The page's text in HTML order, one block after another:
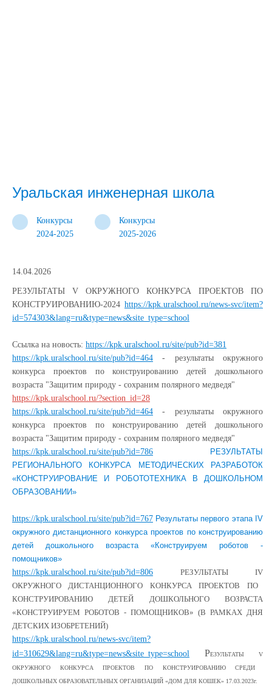
Уральская инженерная школа
Конкурсы
2024-2025
Конкурсы
2025-2026
14.04.2026
РЕЗУЛЬТАТЫ V ОКРУЖНОГО КОНКУРСА ПРОЕКТОВ ПО
КОНСТРУИРОВАНИЮ-2024 https://kpk.uralschool.ru/news-svc/item?
id=574303&lang=ru&type=news&site_type=school
Ссылка на новость: https://kpk.uralschool.ru/site/pub?id=381
https://kpk.uralschool.ru/site/pub?id=464 - результаты окружного
конкурса проектов по конструированию детей дошкольного
возраста "Защитим природу - сохраним полярного медведя"
https://kpk.uralschool.ru/?section_id=28
https://kpk.uralschool.ru/site/pub?id=464 - результаты окружного
конкурса проектов по конструированию детей дошкольного
возраста "Защитим природу - сохраним полярного медведя"
https://kpk.uralschool.ru/site/pub?id=786
РЕЗУЛЬТАТЫ
РЕГИОНАЛЬНОГО КОНКУРСА МЕТОДИЧЕСКИХ РАЗРАБОТОК
«КОНСТРУИРОВАНИЕ И РОБОТОТЕХНИКА В ДОШКОЛЬНОМ
ОБРАЗОВАНИИ»
https://kpk.uralschool.ru/site/pub?id=767 Результаты первого этапа IV
окружного дистанционного конкурса проектов по конструированию
детей дошкольного возраста «Конструируем роботов -
помощников»
https://kpk.uralschool.ru/site/pub?id=806
РЕЗУЛЬТАТЫ IV
ОКРУЖНОГО ДИСТАНЦИОННОГО КОНКУРСА ПРОЕКТОВ ПО
КОНСТРУИРОВАНИЮ ДЕТЕЙ ДОШКОЛЬНОГО ВОЗРАСТА
«КОНСТРУИРУЕМ РОБОТОВ - ПОМОЩНИКОВ» (В РАМКАХ ДНЯ
ДЕТСКИХ ИЗОБРЕТЕНИЙ)
https://kpk.uralschool.ru/news-svc/item?
id=310629&lang=ru&type=news&site_type=school
РЕЗУЛЬТАТЫ V
ОКРУЖНОГО КОНКУРСА ПРОЕКТОВ ПО КОНСТРУИРОВАНИЮ СРЕДИ
ДОШКОЛЬНЫХ ОБРАЗОВАТЕЛЬНЫХ ОРГАНИЗАЦИЙ «ДОМ ДЛЯ КОШЕК» 17.03.2023г.